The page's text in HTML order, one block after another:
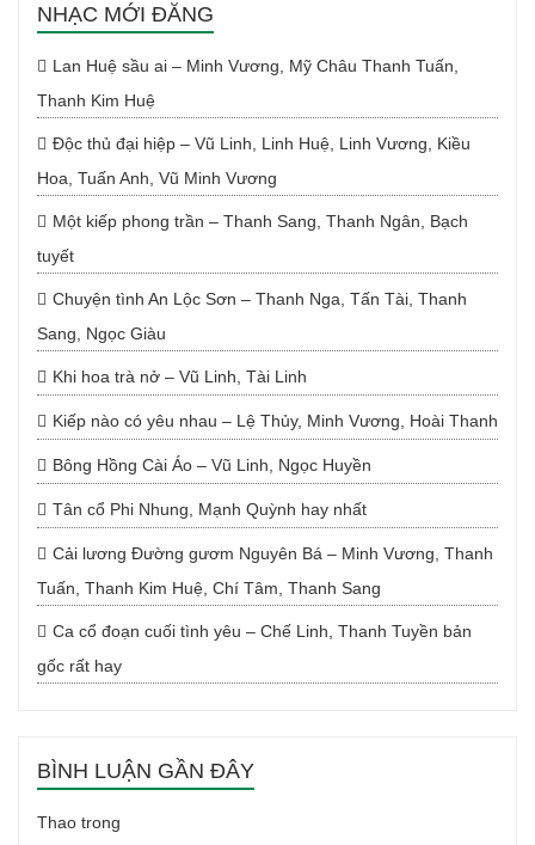
NHẠC MỚI ĐĂNG
Lan Huệ sầu ai – Minh Vương, Mỹ Châu Thanh Tuấn,
Thanh Kim Huệ
Độc thủ đại hiệp – Vũ Linh, Linh Huệ, Linh Vương, Kiều
Hoa, Tuấn Anh, Vũ Minh Vương
Một kiếp phong trần – Thanh Sang, Thanh Ngân, Bạch
tuyết
Chuyện tình An Lộc Sơn – Thanh Nga, Tấn Tài, Thanh
Sang, Ngọc Giàu
Khi hoa trà nở – Vũ Linh, Tài Linh
Kiếp nào có yêu nhau – Lệ Thủy, Minh Vương, Hoài Thanh
Bông Hồng Cài Áo – Vũ Linh, Ngọc Huyền
Tân cổ Phi Nhung, Mạnh Quỳnh hay nhất
Cải lương Đường gươm Nguyên Bá – Minh Vương, Thanh
Tuấn, Thanh Kim Huệ, Chí Tâm, Thanh Sang
Ca cổ đoạn cuối tình yêu – Chế Linh, Thanh Tuyền bản
gốc rất hay
BÌNH LUẬN GẦN ĐÂY
Thao trong